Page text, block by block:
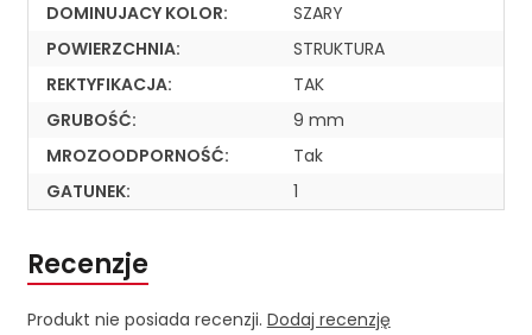
DOMINUJACY KOLOR:
SZARY
POWIERZCHNIA:
STRUKTURA
REKTYFIKACJA:
TAK
GRUBOŚĆ:
9 mm
MROZOODPORNOŚĆ:
Tak
GATUNEK:
1
Recenzje
Produkt nie posiada recenzji. Dodaj recenzję